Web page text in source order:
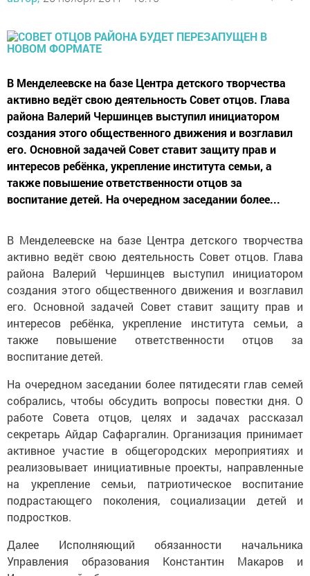
В Менделеевске на базе Центра детского творчества
активно ведёт свою деятельность Совет отцов. Глава
района Валерий Чершинцев выступил инициатором
создания этого общественного движения и возглавил
его. Основной задачей Совет ставит защиту прав и
интересов ребёнка, укрепление института семьи, а
также повышение ответственности отцов за
воспитание детей. На очередном заседании более...
В Менделеевске на базе Центра детского творчества
активно ведёт свою деятельность Совет отцов. Глава
района Валерий Чершинцев выступил инициатором
создания этого общественного движения и возглавил
его. Основной задачей Совет ставит защиту прав и
интересов ребёнка, укрепление института семьи, а
также повышение ответственности отцов за
воспитание детей.
На очередном заседании более пятидесяти глав семей
собрались, чтобы обсудить вопросы повестки дня. О
работе Совета отцов, целях и задачах рассказал
секретарь Айдар Сафаргалин. Организация принимает
активное участие в общегородских мероприятиях и
реализовывает инициативные проекты, направленные
на укрепление семьи, патриотическое воспитание
подрастающего поколения, социализации детей и
подростков.
Далее Исполняющий обязанности начальника
Управления образования Константин Макаров и